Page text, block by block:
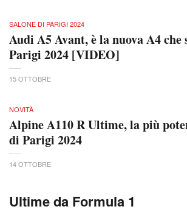
SALONE DI PARIGI 2024
Audi A5 Avant, è la nuova A4 che
Parigi 2024 [VIDEO]
15 OTTOBRE
NOVITÀ
Alpine A110 R Ultime, la più
di Parigi 2024
14 OTTOBRE
Ultime da Formula 1